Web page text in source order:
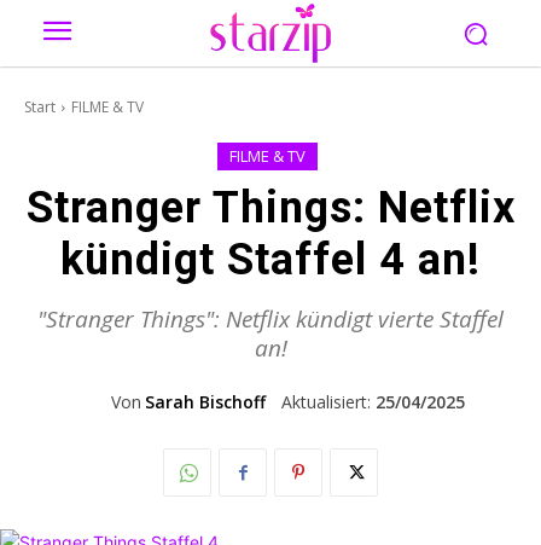
Start FILME & TV
FILME & TV
Stranger Things: Netflix
kündigt Staffel 4 an!
"Stranger Things": Netflix kündigt vierte Staffel
an!
Von Sarah Bischoff Aktualisiert: 25/04/2025